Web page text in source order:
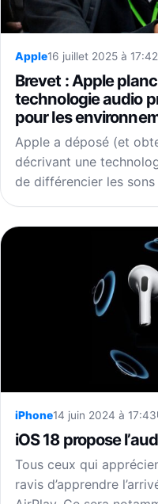
Apple16 juillet 2025 à 17:42
Brevet : Apple
technologie audio
pour les
Apple a déposé (et
décrivant une
de différencier les
iPhone14 juin 2024 à 17:43
iOS 18 propose
Tous ceux qui
ravis d’apprendre